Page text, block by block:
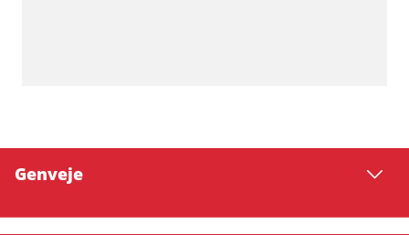
Genveje